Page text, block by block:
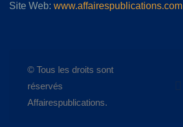
Site Web: www.affairespublications.com
© Tous les droits sont
réservés
Affairespublications.